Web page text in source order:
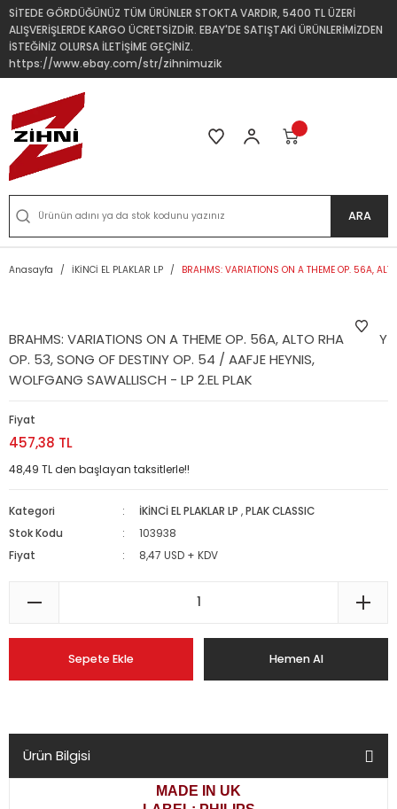
SİTEDE GÖRDÜĞÜNÜZ TÜM ÜRÜNLER STOKTA VARDIR, 5400 TL ÜZERİ
ALIŞVERİŞLERDE KARGO ÜCRETSİZDİR. EBAY'DE SATIŞTAKİ ÜRÜNLERİMİZDEN
İSTEĞİNİZ OLURSA İLETİŞİME GEÇİNİZ.
https://www.ebay.com/str/zihnimuzik
ARA
Anasayfa İKİNCİ EL PLAKLAR LP BRAHMS: VARIATIONS ON A THEME OP. 56A,
BRAHMS: VARIATIONS ON A THEME OP. 56A, ALTO RHAPSODY
OP. 53, SONG OF DESTINY OP. 54 / AAFJE HEYNIS,
WOLFGANG SAWALLISCH - LP 2.EL PLAK
Fiyat
457,38 TL
48,49 TL den başlayan taksitlerle!!
Kategori İKİNCİ EL PLAKLAR LP ,PLAK CLASSIC
Stok Kodu
103938
Fiyat
8,47 USD + KDV
Sepete Ekle Hemen Al
Ürün Bilgisi
MADE IN UK